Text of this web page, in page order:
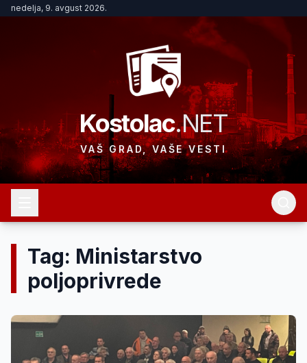
nedelja, 9. avgust 2026.
Kostolac.NET
VAŠ GRAD, VAŠE VESTI
Tag: Ministarstvo
poljoprivrede